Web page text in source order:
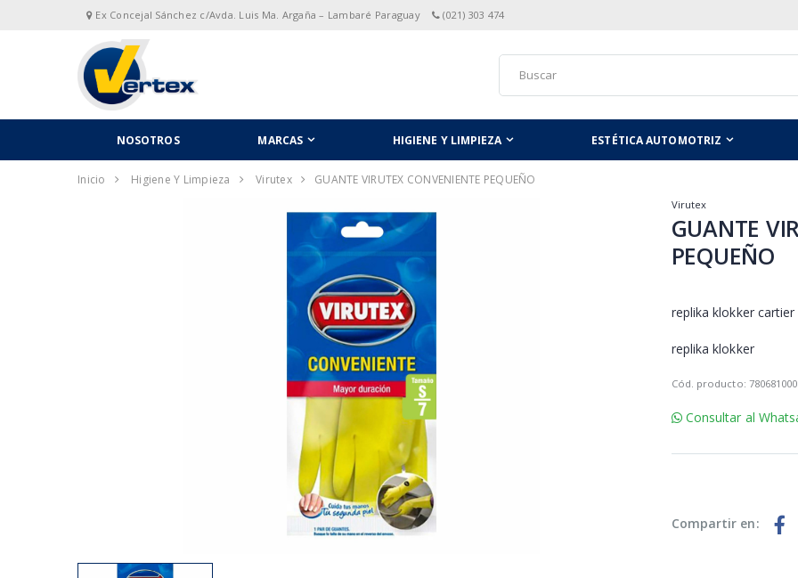
Ex Concejal Sánchez c/Avda. Luis Ma. Argaña – Lambaré Paraguay (021) 303 474
NOSOTROS MARCAS HIGIENE Y LIMPIEZA ESTÉTICA AUTOMOTRIZ
Inicio Higiene Y Limpieza Virutex GUANTE VIRUTEX CONVENIENTE PEQUEÑO
Virutex
GUANTE
PEQUEÑO
replika klokker cartier
replika klokker
Cód. producto:
Consultar al
Compartir en: